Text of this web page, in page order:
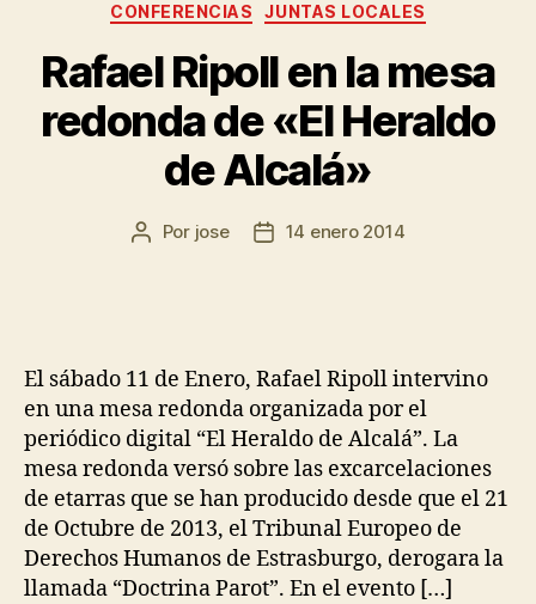
CONFERENCIAS JUNTAS LOCALES
Rafael Ripoll en la mesa
redonda de «El Heraldo
de Alcalá»
Por jose 14 enero 2014
El sábado 11 de Enero, Rafael Ripoll intervino
en una mesa redonda organizada por el
periódico digital “El Heraldo de Alcalá”. La
mesa redonda versó sobre las excarcelaciones
de etarras que se han producido desde que el 21
de Octubre de 2013, el Tribunal Europeo de
Derechos Humanos de Estrasburgo, derogara la
llamada “Doctrina Parot”. En el evento […]